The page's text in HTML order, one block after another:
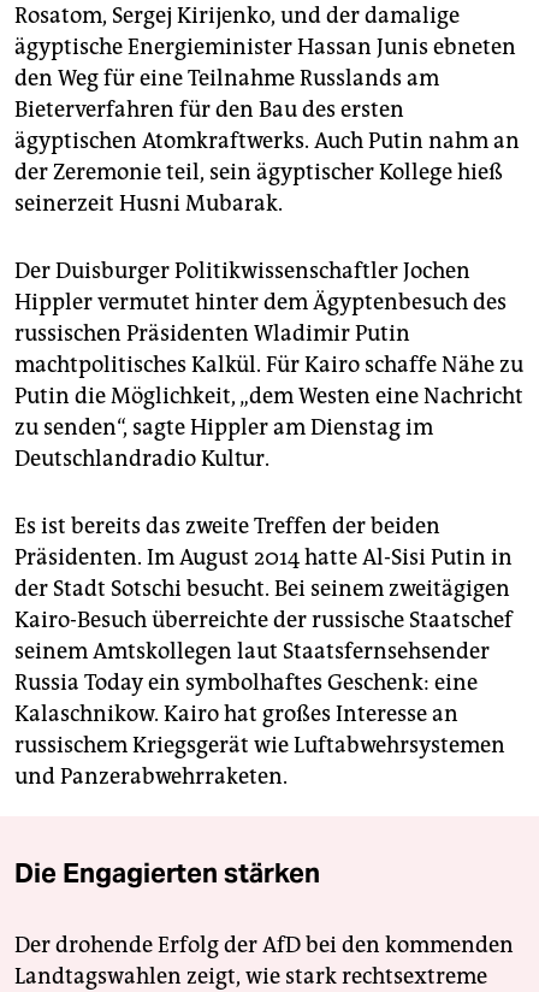
Rosatom, Sergej Kirijenko, und der damalige
ägyptische Energieminister Hassan Junis ebneten
den Weg für eine Teilnahme Russlands am
Bieterverfahren für den Bau des ersten
ägyptischen Atomkraftwerks. Auch Putin nahm an
der Zeremonie teil, sein ägyptischer Kollege hieß
seinerzeit Husni Mubarak.
Der Duisburger Politikwissenschaftler Jochen
Hippler vermutet hinter dem Ägyptenbesuch des
russischen Präsidenten Wladimir Putin
machtpolitisches Kalkül. Für Kairo schaffe Nähe zu
Putin die Möglichkeit, „dem Westen eine Nachricht
zu senden“, sagte Hippler am Dienstag im
Deutschlandradio Kultur.
Es ist bereits das zweite Treffen der beiden
Präsidenten. Im August 2014 hatte Al-Sisi Putin in
der Stadt Sotschi besucht. Bei seinem zweitägigen
Kairo-Besuch überreichte der russische Staatschef
seinem Amtskollegen laut Staatsfernsehsender
Russia Today ein symbolhaftes Geschenk: eine
Kalaschnikow. Kairo hat großes Interesse an
russischem Kriegsgerät wie Luftabwehrsystemen
und Panzerabwehrraketen.
Die Engagierten stärken
Der drohende Erfolg der AfD bei den kommenden
Landtagswahlen zeigt, wie stark rechtsextreme